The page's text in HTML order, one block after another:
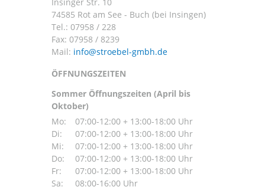
74585 Rot am See - Buch (bei Insingen)
Tel.: 07958 / 228
Fax: 07958 / 8239
Mail:
ÖFFNUNGSZEITEN
Sommer Öffnungszeiten (April bis
Oktober)
Mo:
07:00-12:00 + 13:00-18:00 Uhr
Di:
07:00-12:00 + 13:00-18:00 Uhr
Mi:
07:00-12:00 + 13:00-18:00 Uhr
Do:
07:00-12:00 + 13:00-18:00 Uhr
Fr:
07:00-12:00 + 13:00-18:00 Uhr
Sa:
08:00-16:00 Uhr